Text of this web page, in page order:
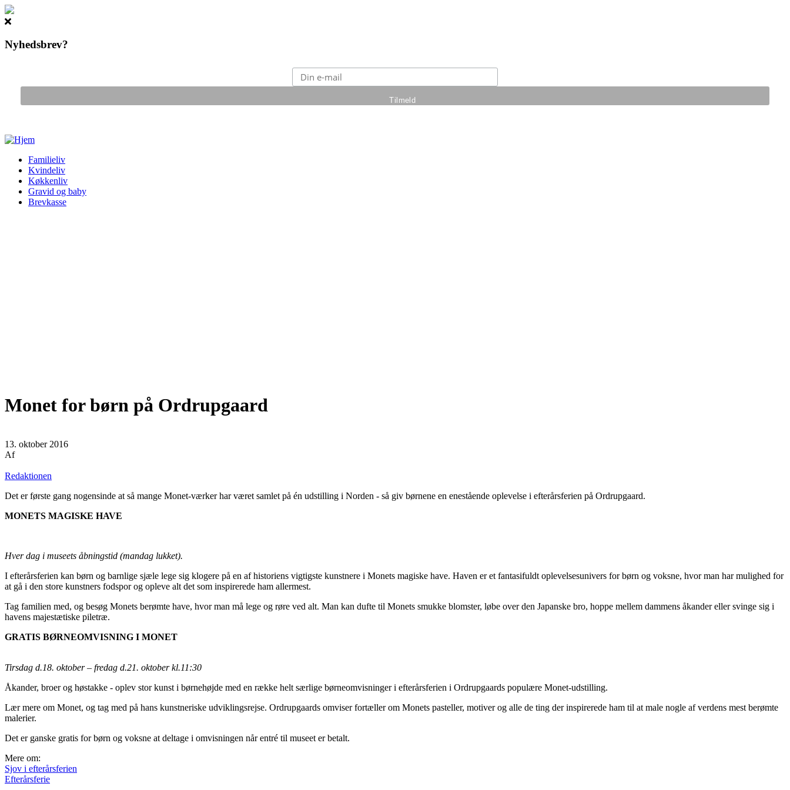
Nyhedsbrev?
Gå til hovedindhold
Familieliv
Kvindeliv
Køkkenliv
Gravid og baby
Brevkasse
Monet for børn på Ordrupgaard
13. oktober 2016
Af
Redaktionen
Det er første gang nogensinde at så mange Monet-værker har været samlet på én udstilling i Norden - så giv børnene en enestående oplevelse i efterårsferien på Ordrupgaard.
MONETS MAGISKE HAVE
Hver dag i museets åbningstid (mandag lukket).
I efterårsferien kan børn og barnlige sjæle lege sig klogere på en af historiens vigtigste kunstnere i Monets magiske have. Haven er et fantasifuldt oplevelsesunivers for børn og voksne, hvor man har mulighed for
at gå i den store kunstners fodspor og opleve alt det som inspirerede ham allermest.
Tag familien med, og besøg Monets berømte have, hvor man må lege og røre ved alt. Man kan dufte til Monets smukke blomster, løbe over den Japanske bro, hoppe mellem dammens åkander eller svinge sig i
havens majestætiske piletræ.
GRATIS BØRNEOMVISNING I MONET
Tirsdag d.18. oktober – fredag d.21. oktober kl.11:30
Åkander, broer og høstakke - oplev stor kunst i børnehøjde med en række helt særlige børneomvisninger i efterårsferien i Ordrupgaards populære Monet-udstilling.
Lær mere om Monet, og tag med på hans kunstneriske udviklingsrejse. Ordrupgaards omviser fortæller om Monets pasteller, motiver og alle de ting der inspirerede ham til at male nogle af verdens mest berømte
malerier.
Det er ganske gratis for børn og voksne at deltage i omvisningen når entré til museet er betalt.
Mere om:
Sjov i efterårsferien
Efterårsferie